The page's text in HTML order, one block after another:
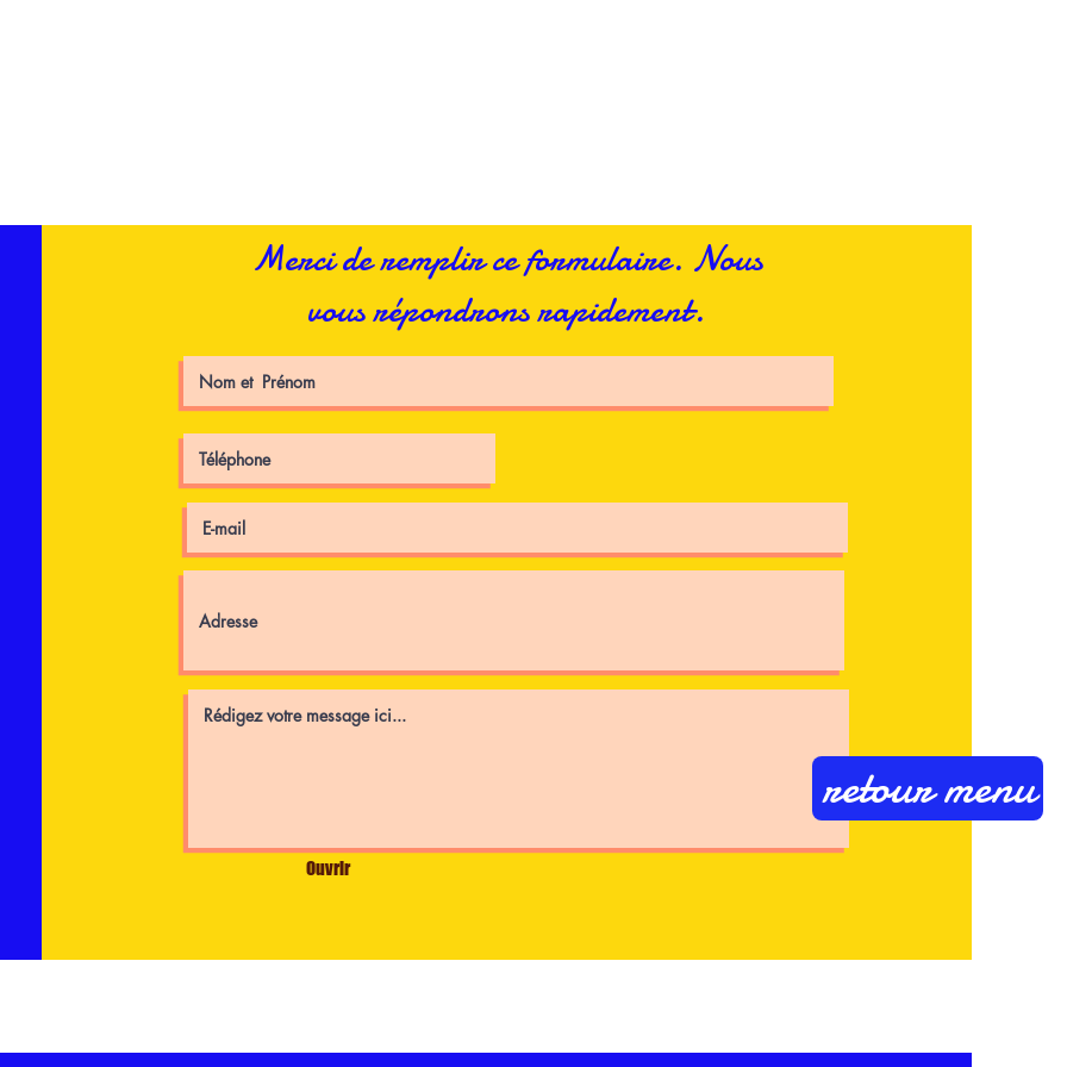
retour menu
Merci de remplir ce formulaire. Nous
vous répondrons rapidement.
Ouvrir